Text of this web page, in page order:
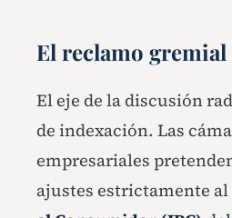
El reclamo gremial
El eje de la discusión
de indexación. Las
empresariales
ajustes estrictamente